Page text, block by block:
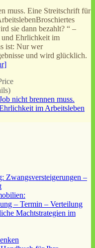
muss. Eine Streitschrift für
sie dann bezahlt? “ –
und Ehrlichkeit im
ist: Nur wer
und wird glücklich.
)